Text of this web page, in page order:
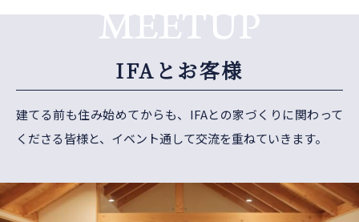
MEETUP
IFAとお客様
建てる前も住み始めてからも、IFAとの家づくりに関わって
くださる皆様と、イベント通して交流を重ねていきます。